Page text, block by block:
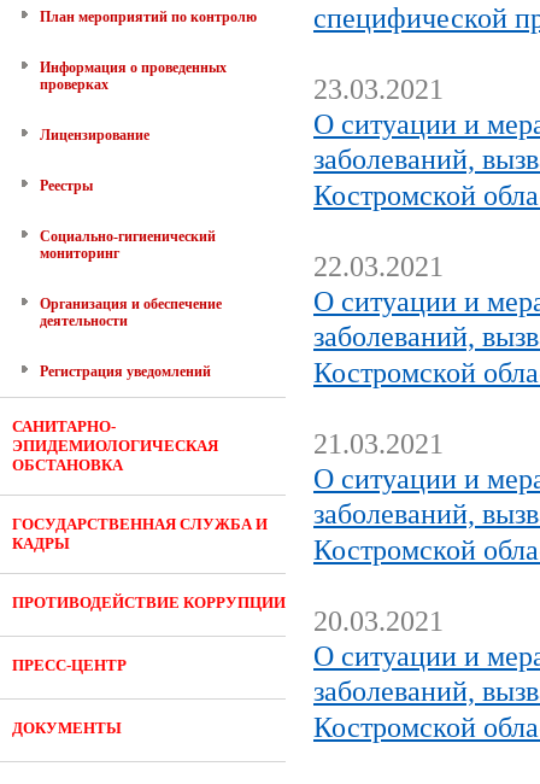
План мероприятий по контролю
Информация о проведенных
проверках
Лицензирование
Реестры
Социально-гигиенический
мониторинг
Организация и обеспечение
деятельности
Регистрация уведомлений
САНИТАРНО-
ЭПИДЕМИОЛОГИЧЕСКАЯ
ОБСТАНОВКА
ГОСУДАРСТВЕННАЯ СЛУЖБА И
КАДРЫ
ПРОТИВОДЕЙСТВИЕ КОРРУПЦИИ
ПРЕСС-ЦЕНТР
ДОКУМЕНТЫ
специфической
23.03.2021
О ситуации и
заболеваний,
Костромской
22.03.2021
О ситуации и
заболеваний,
Костромской
21.03.2021
О ситуации и
заболеваний,
Костромской
20.03.2021
О ситуации и
заболеваний,
Костромской